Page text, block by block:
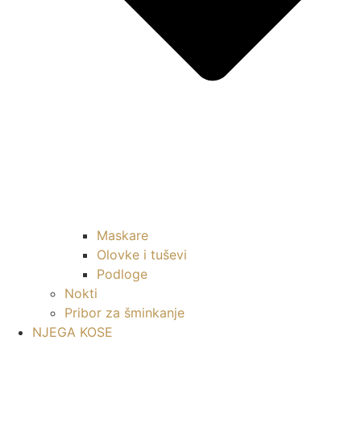
Maskare
Olovke i tuševi
Podloge
Nokti
Pribor za šminkanje
NJEGA KOSE